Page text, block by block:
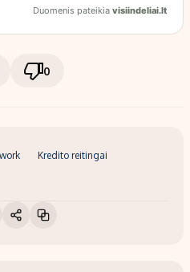
0
Kredito reitingai